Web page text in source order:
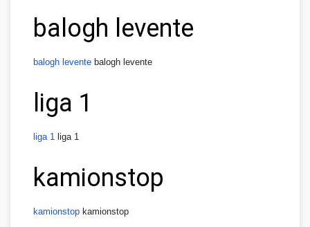
balogh levente
balogh levente balogh levente
liga 1
liga 1 liga 1
kamionstop
kamionstop kamionstop